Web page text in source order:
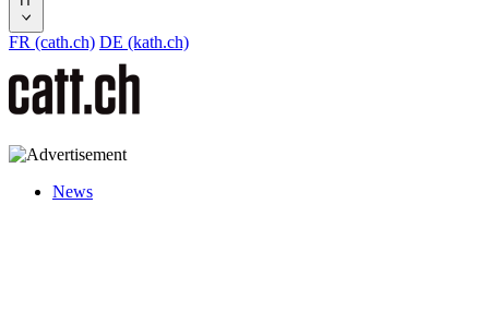
FR (cath.ch) DE (kath.ch)
News